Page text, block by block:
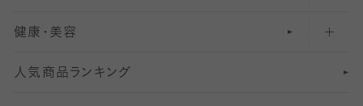
オーバーニー・ニーハイソックス
111〜210デニールタイツ
211デニールタイツ以上（防寒・厚手タイツ）
5 分丈
6 分丈レギンス
美脚ストッキング
オールスルーストッキング
フレッシャーズ向けソックス・靴下
冠婚葬祭向けソックス・靴下
ランニングソックス・靴下
ゴルフソックス・靴下
健康・美容
インナーソックス
人気商品ランキング